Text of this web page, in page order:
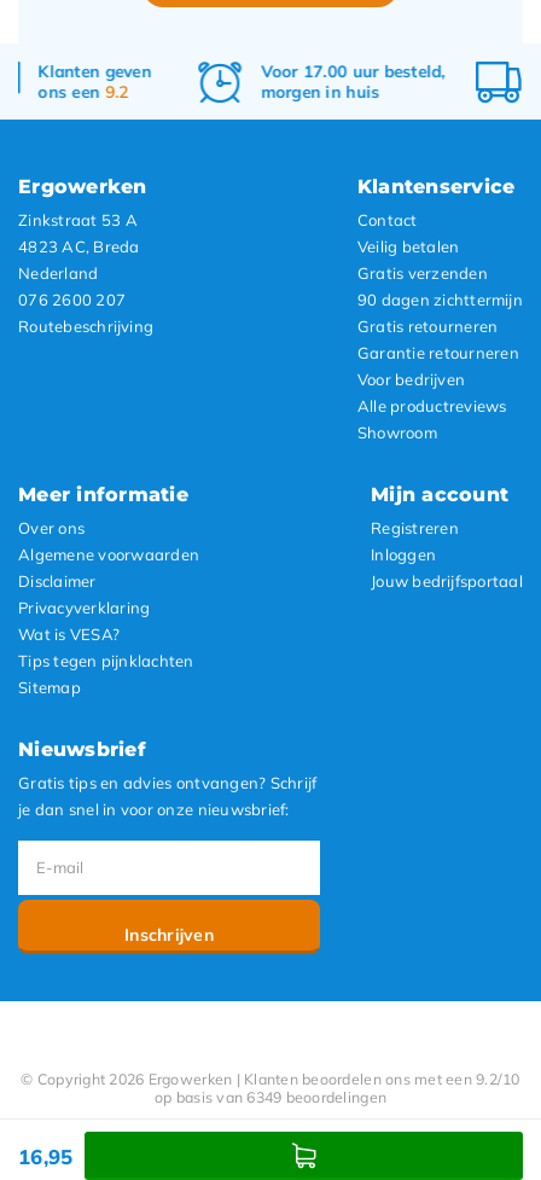
16,95
Voor 17.00 uur besteld,
morgen in huis
Gratisverzenden
&retourneren
Ergowerken
Zinkstraat 53 A
4823 AC, Breda
Nederland
076 2600 207
Routebeschrijving
Klantenservice
Contact
Veilig betalen
Gratis verzenden
90 dagen zichttermijn
Gratis retourneren
Garantie retourneren
Voor bedrijven
Alle productreviews
Showroom
Meer informatie
Over ons
Algemene voorwaarden
Disclaimer
Privacyverklaring
Wat is VESA?
Tips tegen pijnklachten
Sitemap
Mijn account
Registreren
Inloggen
Jouw bedrijfsportaal
Nieuwsbrief
Gratis tips en advies ontvangen? Schrijf
je dan snel in voor onze nieuwsbrief:
Inschrijven
© Copyright 2026 Ergowerken | Klanten beoordelen ons met een 9.2/10
op basis van 6349 beoordelingen